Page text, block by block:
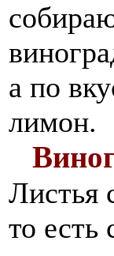
а по
лимон.
Листья
то